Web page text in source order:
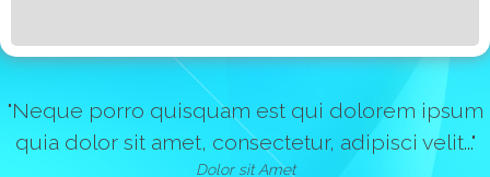
"Neque porro quisquam est qui dolorem ipsum
quia dolor sit amet, consectetur, adipisci velit..."
Dolor sit Amet